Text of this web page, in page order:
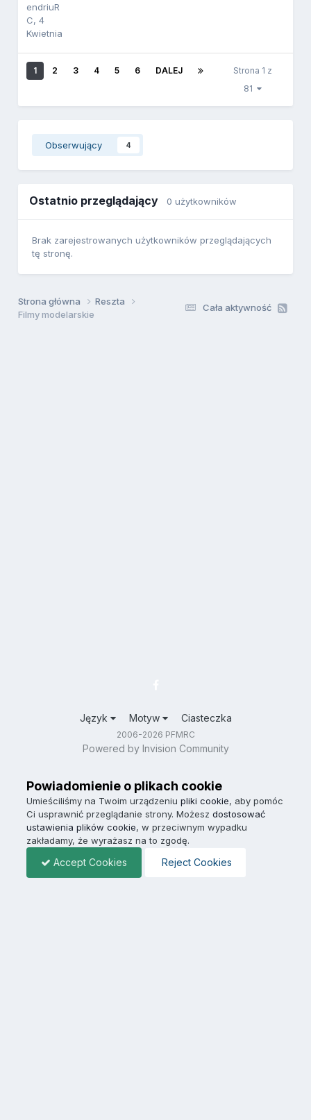
endriuR
C,4
Kwietnia
1 2 3 4 5 6 DALEJ
Strona 1 z
81
Obserwujący 4
Ostatnio przeglądający 0 użytkowników
Brak zarejestrowanych użytkowników przeglądających
tę stronę.
Cała aktywność
Strona główna
Reszta
Filmy modelarskie
Język Motyw Ciasteczka
2006-2026 PFMRC
Powered by Invision Community
Powiadomienie o plikach cookie
Umieściliśmy na Twoim urządzeniu pliki cookie, aby pomóc
Ci usprawnić przeglądanie strony. Możesz dostosować
ustawienia plików cookie, w przeciwnym wypadku
zakładamy, że wyrażasz na to zgodę.
Accept Cookies Reject Cookies